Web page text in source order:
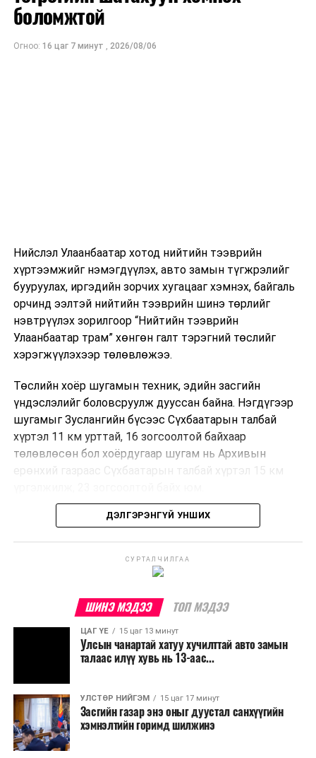
ам.долларбайхаар тооцжээ.
боломжтой
Огноо: 16 цаг 7 минут , 2026/08/06
Нийслэл Улаанбаатар хотод нийтийн тээврийн
хүртээмжийг нэмэгдүүлэх, авто замын түгжрэлийг
бууруулах, иргэдийн зорчих хугацааг хэмнэх, байгаль
орчинд ээлтэй нийтийн тээврийн шинэ төрлийг
нэвтрүүлэх зорилгоор “Нийтийн тээврийн
Улаанбаатар трам” хөнгөн галт тэрэгний төслийг
хэрэгжүүлэхээр төлөвлөжээ.
Төслийн хоёр шугамын техник, эдийн засгийн
үндэслэлийг боловсруулж дууссан байна. Нэгдүгээр
шугамыг Зуслангийн бүсээс Сүхбаатарын талбай
хүртэл 11 км урттай, 16 зогсоолтой байхаар
төлөвлөсөн бол хоёрдугаар шугам нь Архивын
ерөнхий газраас Сүхбаатарын талбай хүртэл 15 км
Төслийг бүрэн хэрэгжүүлснээр цагт 10-12 мянган
Трамвайн системийг хөгжүүлснээр нийтийн тээвэрт
суурилсан хот төлөвлөлтийг дэмжиж, шугам болон
зогсоолуудыг түшиглэсэн худалдаа, үйлчилгээ, орон
сууцны шинэ бүсүүд бий болох боломжтой. Үүний
зэрэгцээ ажлын байр нэмэгдэх, жижиг, дунд
бизнесийн үйл ажиллагаа өргөжих, үл хөдлөх
хөрөнгийн үнэ цэнэ өсөх зэрэг эдийн засгийн эерэг
үр нөлөө үзүүлнэ гэж тооцсон байна.
Трамвай нь цахилгаан эрчим хүчээр ажилладаг тул
ДЭЛГЭРЭНГҮЙ УНШИХ
СУРТАЛЧИЛГАА
ШИНЭ МЭДЭЭ ТОП МЭДЭЭ
ЦАГ ҮЕ 15 цаг 13 минут
Улсын чанартай хатуу хучилттай авто замын
талаас илүү хувь нь 13-аас...
УЛСТӨР НИЙГЭМ 15 цаг 17 минут
Засгийн газар энэ оныг дуустал санхүүгийн
хэмнэлтийн горимд шилжинэ